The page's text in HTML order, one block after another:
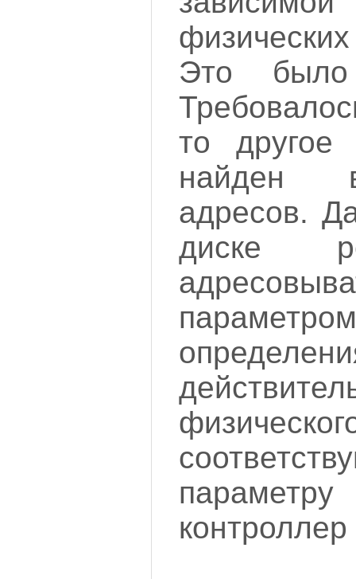
Это
то
найден
адресов.
диске
контроллер